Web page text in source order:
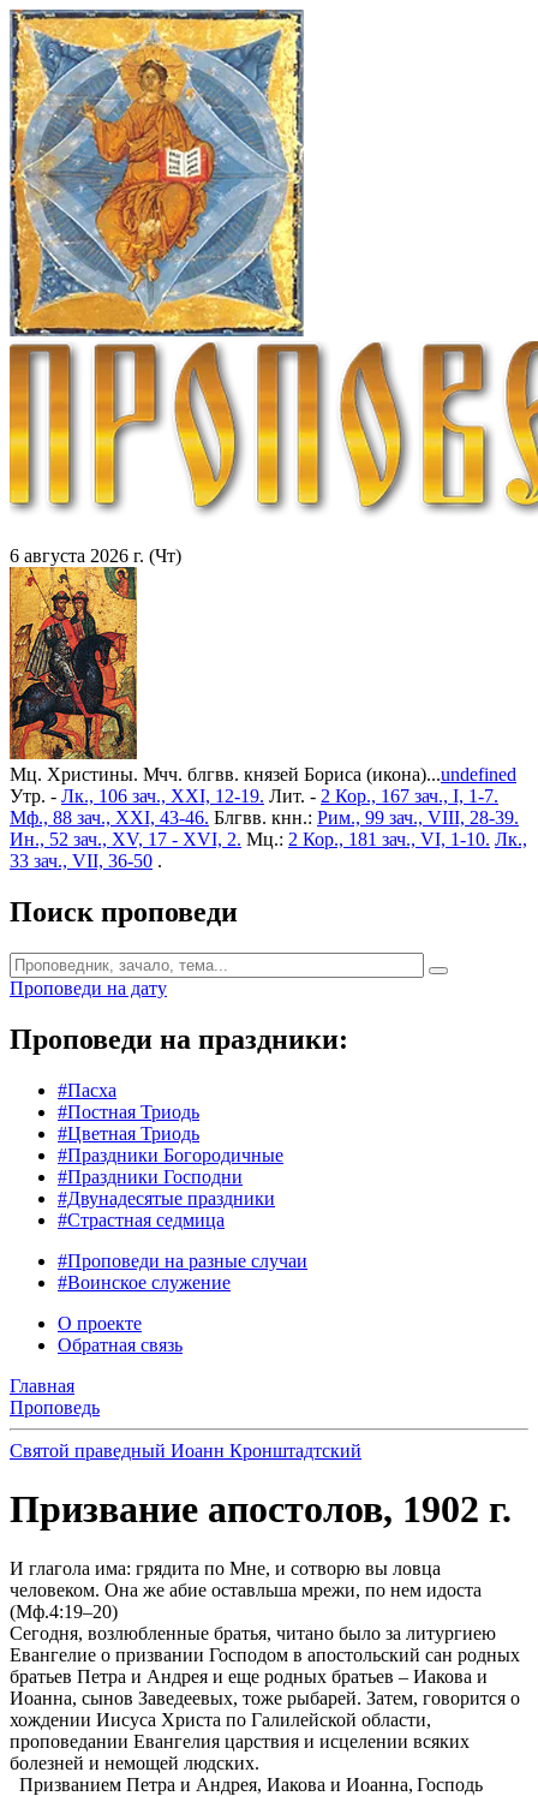
6 августа 2026 г. (Чт)
Мц. Христины. Мчч. блгвв. князей Бориса (икона)...undefined
Утр. - Лк., 106 зач., XXI, 12-19. Лит. - 2 Кор., 167 зач., I, 1-7.
Мф., 88 зач., XXI, 43-46. Блгвв. кнн.: Рим., 99 зач., VIII, 28-39.
Ин., 52 зач., XV, 17 - XVI, 2. Мц.: 2 Кор., 181 зач., VI, 1-10. Лк.,
33 зач., VII, 36-50 .
Поиск проповеди
Проповеди на дату
Проповеди на праздники:
#Пасха
#Постная Триодь
#Цветная Триодь
#Праздники Богородичные
#Праздники Господни
#Двунадесятые праздники
#Страстная седмица
#Проповеди на разные случаи
#Воинское служение
О проекте
Обратная связь
Главная
Проповедь
Святой праведный Иоанн Кронштадтский
Призвание апостолов, 1902 г.
И глагола има: грядита по Мне, и сотворю вы ловца
человеком. Она же абие оставльша мрежи, по нем идоста
(Мф.4:19–20)
Сегодня, возлюбленные братья, читано было за литургиею
Евангелие о призвании Господом в апостольский сан родных
братьев Петра и Андрея и еще родных братьев – Иакова и
Иоанна, сынов Заведеевых, тоже рыбарей. Затем, говорится о
хождении Иисуса Христа по Галилейской области,
проповедании Евангелия царствия и исцелении всяких
болезней и немощей людских.
Призванием Петра и Андрея, Иакова и Иоанна, Господь